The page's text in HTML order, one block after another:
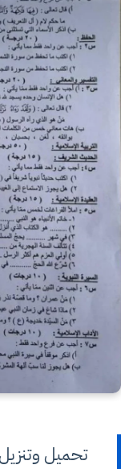
تحميل